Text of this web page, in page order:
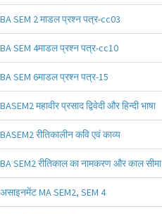
BA SEM 2 माडल प्रश्न पत्र-cc03
BA SEM 4माडल प्रश्न पत्र-cc10
BA SEM 6माडल प्रश्न पत्र-15
BASEM2 महावीर प्रसाद द्विवेदी और हिन्दी भाषा
BASEM2 रीतिकालीन कवि एवं काव्य
BA SEM2 रीतिकाल का नामकरण और काल सीमा
असाइनमेंट MA SEM2, SEM 4